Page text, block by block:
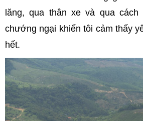
lăng, qua thân xe và qua
chướng ngại khiến tôi cảm thấy
hết.